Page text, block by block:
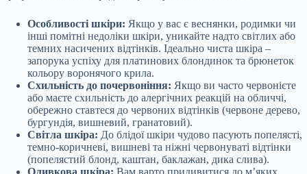
Особливості шкіри: Якщо у вас є веснянки, родимки чи
інші помітні недоліки шкіри, уникайте надто світлих або
темних насичених відтінків. Ідеально чиста шкіра –
запорука успіху для платинових блондинок та брюнеток
кольору воронячого крила.
Схильність до почервоніння: Якщо ви часто червонієте
або маєте схильність до алергічних реакцій на обличчі,
обережно ставтеся до червоних відтінків (червоне дерево,
бургундія, вишневий, гранатовий).
Світла шкіра: До блідої шкіри чудово пасують попелясті,
темно-коричневі, вишневі та ніжні червонуваті відтінки
(попелястий блонд, каштан, баклажан, дика слива).
Оливкова шкіра: Вам варто придивитися до м’яких